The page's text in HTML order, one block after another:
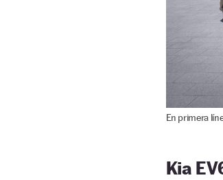
En primera
Kia